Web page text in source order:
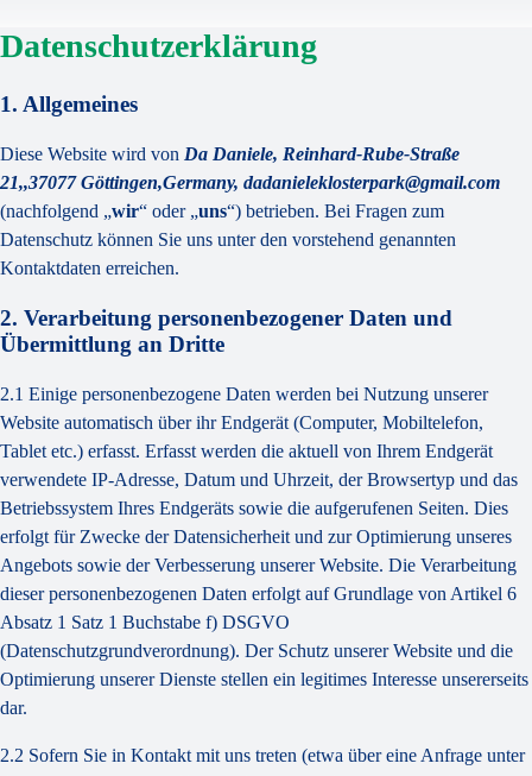
Datenschutzerklärung
1. Allgemeines
Diese Website wird von Da Daniele, Reinhard-Rube-Straße
21,,37077 Göttingen,Germany, dadanieleklosterpark@gmail.com
(nachfolgend „wir“ oder „uns“) betrieben. Bei Fragen zum
Datenschutz können Sie uns unter den vorstehend genannten
Kontaktdaten erreichen.
2. Verarbeitung personenbezogener Daten und
Übermittlung an Dritte
2.1 Einige personenbezogene Daten werden bei Nutzung unserer
Website automatisch über ihr Endgerät (Computer, Mobiltelefon,
Tablet etc.) erfasst. Erfasst werden die aktuell von Ihrem Endgerät
verwendete IP-Adresse, Datum und Uhrzeit, der Browsertyp und das
Betriebssystem Ihres Endgeräts sowie die aufgerufenen Seiten. Dies
erfolgt für Zwecke der Datensicherheit und zur Optimierung unseres
Angebots sowie der Verbesserung unserer Website. Die Verarbeitung
dieser personenbezogenen Daten erfolgt auf Grundlage von Artikel 6
Absatz 1 Satz 1 Buchstabe f) DSGVO
(Datenschutzgrundverordnung). Der Schutz unserer Website und die
Optimierung unserer Dienste stellen ein legitimes Interesse unsererseits
dar.
2.2 Sofern Sie in Kontakt mit uns treten (etwa über eine Anfrage unter